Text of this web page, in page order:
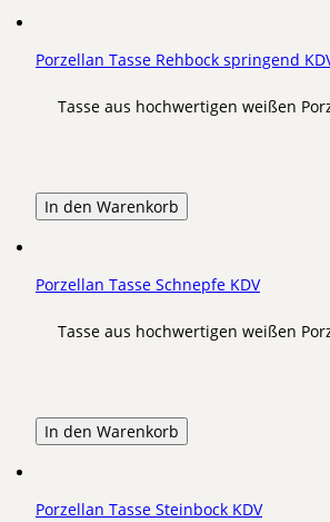
Porzellan Tasse Rehbock springend
Tasse aus hochwertigen weißen
In den Warenkorb
Porzellan Tasse Schnepfe KDV
Tasse aus hochwertigen weißen
In den Warenkorb
Porzellan Tasse Steinbock KDV